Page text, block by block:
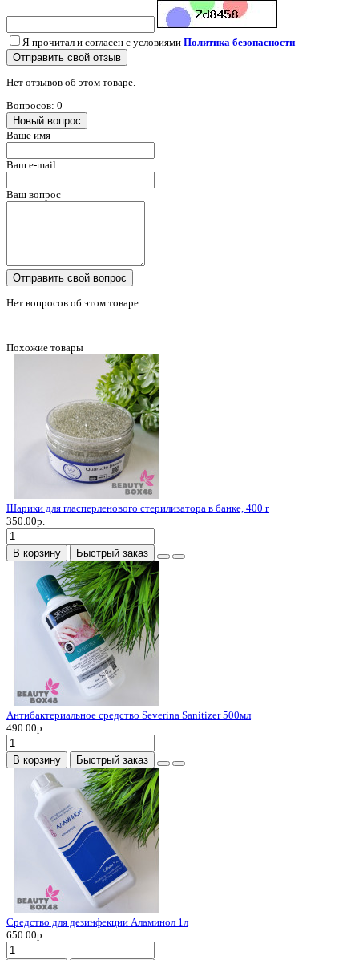
Я прочитал и согласен с условиями Политика безопасности
Отправить свой отзыв
Нет отзывов об этом товаре.
Вопросов: 0
Новый вопрос
Ваше имя
Ваш e-mail
Ваш вопрос
Отправить свой вопрос
Нет вопросов об этом товаре.
Похожие товары
Шарики для гласперленового стерилизатора в банке, 400 г
350.00р.
В корзину Быстрый заказ
Антибактериальное средство Severina Sanitizer 500мл
490.00р.
В корзину Быстрый заказ
Средство для дезинфекции Аламинол 1л
650.00р.